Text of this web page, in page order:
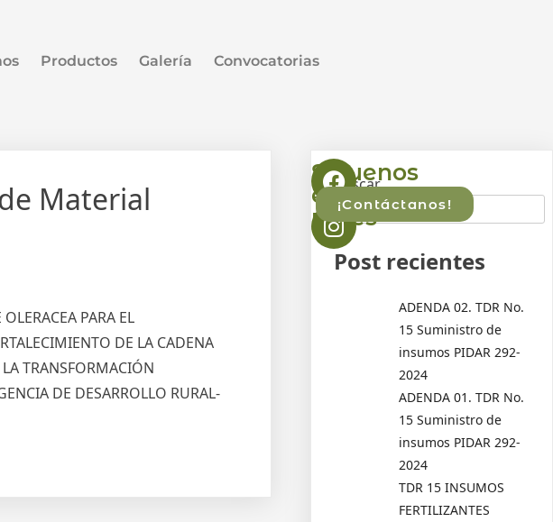
Productos Galería Convocatorias
Material
PARA EL
DE LA CADENA
TRANSFORMACIÓN
DE DESARROLLO RURAL-
Buscar
Post recientes
ADENDA 02. TDR No.
15 Suministro de
insumos PIDAR 292-
2024
ADENDA 01. TDR No.
15 Suministro de
insumos PIDAR 292-
2024
TDR 15 INSUMOS
FERTILIZANTES
Síguenos
en
redes
¡Contáctanos!